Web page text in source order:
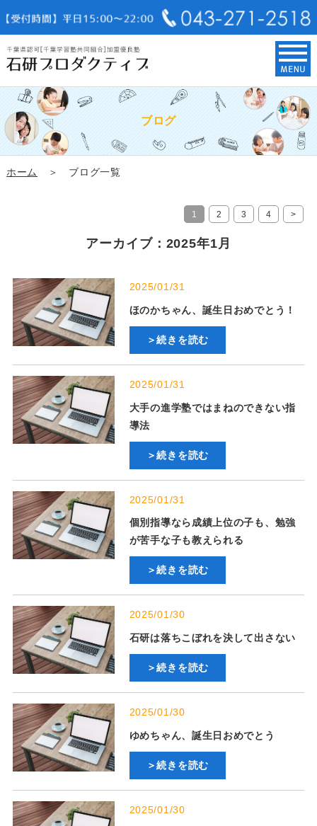
ブログ
ホーム ＞ ブログ一覧
1 2 3 4 >
アーカイブ：2025年1月
2025/01/31
ほのかちゃん、誕生日おめでとう！
＞続きを読む
2025/01/31
大手の進学塾ではまねのできない指
導法
＞続きを読む
2025/01/31
個別指導なら成績上位の子も、勉強
が苦手な子も教えられる
＞続きを読む
2025/01/30
石研は落ちこぼれを決して出さない
＞続きを読む
2025/01/30
ゆめちゃん、誕生日おめでとう
＞続きを読む
2025/01/30